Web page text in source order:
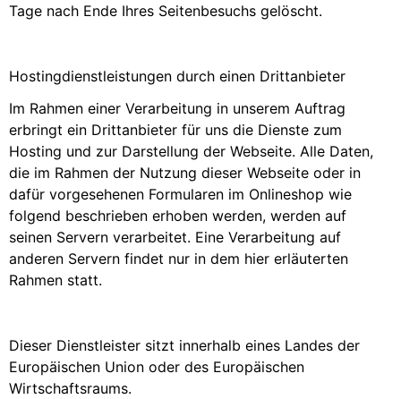
Tage nach Ende Ihres Seitenbesuchs gelöscht.
Hostingdienstleistungen durch einen Drittanbieter
Im Rahmen einer Verarbeitung in unserem Auftrag
erbringt ein Drittanbieter für uns die Dienste zum
Hosting und zur Darstellung der Webseite. Alle Daten,
die im Rahmen der Nutzung dieser Webseite oder in
dafür vorgesehenen Formularen im Onlineshop wie
folgend beschrieben erhoben werden, werden auf
seinen Servern verarbeitet. Eine Verarbeitung auf
anderen Servern findet nur in dem hier erläuterten
Rahmen statt.
Dieser Dienstleister sitzt innerhalb eines Landes der
Europäischen Union oder des Europäischen
Wirtschaftsraums.